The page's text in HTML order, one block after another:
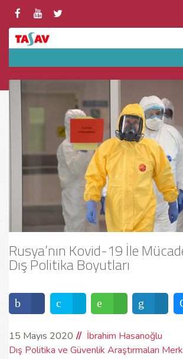
Rusya’nın Kovid-19 İle
Dış Politika Boyutları
15 Mayıs 2020
İbrahim Hasanoğlu
Dış Politika ve Güvenlik Araştırmaları